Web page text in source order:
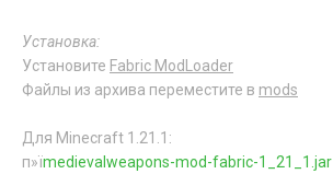
Установка:
Установите Fabric ModLoader
Файлы из архива переместите в mods
Для Minecraft 1.21.1:
п»їmedievalweapons-mod-fabric-1_21_1.jar